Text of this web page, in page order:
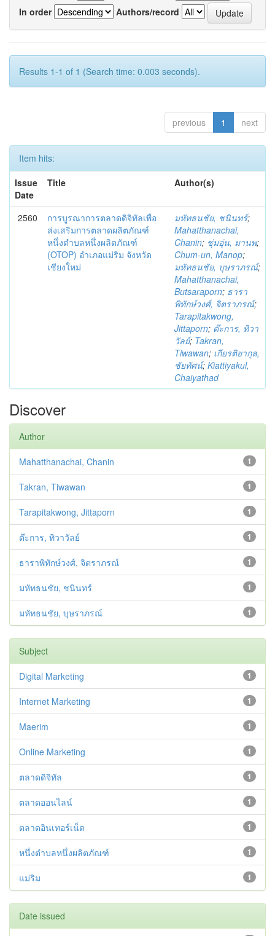
In order
Authors/record
Results 1-1 of 1 (Search time: 0.003 seconds).
previous 1 next
Item hits:
Issue
Date
Title Author(s)
2560
การบูรณาการตลาดดิจิทัลเพื่อ
ส่งเสริมการตลาดผลิตภัณฑ์
หนึ่งตำบลหนึ่งผลิตภัณฑ์
(OTOP) อำเภอแม่ริม จังหวัด
เชียงใหม่
มหัทธนชัย, ชนินทร์;
Mahatthanachai,
Chanin; ชุ่มอุ่น, มานพ;
Chum-un, Manop;
มหัทธนชัย, บุษราภรณ์;
Mahatthanachai,
Butsaraporn; ธารา
พิทักษ์วงศ์, จิตราภรณ์;
Tarapitakwong,
Jittaporn; ต๊ะการ, ทิวา
วัลย์; Takran,
Tiwawan; เกียรติยากุล,
ชัยทัศน์; Kiattiyakul,
Chaiyathad
Discover
Author
1
Mahatthanachai, Chanin
1
Takran, Tiwawan
1
Tarapitakwong, Jittaporn
1
ต๊ะการ, ทิวาวัลย์
1
ธาราพิทักษ์วงศ์, จิตราภรณ์
1
มหัทธนชัย, ชนินทร์
1
มหัทธนชัย, บุษราภรณ์
Subject
1
Digital Marketing
1
Internet Marketing
1
Maerim
1
Online Marketing
1
ตลาดดิจิทัล
1
ตลาดออนไลน์
1
ตลาดอินเทอร์เน็ต
1
หนึ่งตำบลหนึ่งผลิตภัณฑ์
1
แม่ริม
Date issued